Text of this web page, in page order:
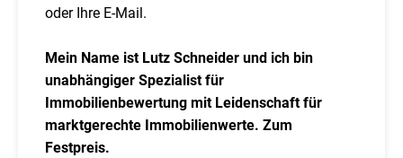
oder Ihre E-Mail.
Mein Name ist Lutz Schneider und ich bin
unabhängiger Spezialist für
Immobilienbewertung mit Leidenschaft für
marktgerechte Immobilienwerte. Zum
Festpreis.